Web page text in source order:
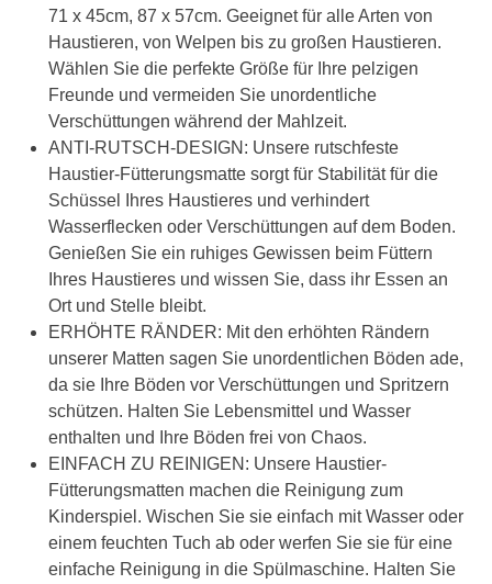
71 x 45cm, 87 x 57cm. Geeignet für alle Arten von
Haustieren, von Welpen bis zu großen Haustieren.
Wählen Sie die perfekte Größe für Ihre pelzigen
Freunde und vermeiden Sie unordentliche
Verschüttungen während der Mahlzeit.
ANTI-RUTSCH-DESIGN: Unsere rutschfeste
Haustier-Fütterungsmatte sorgt für Stabilität für die
Schüssel Ihres Haustieres und verhindert
Wasserflecken oder Verschüttungen auf dem Boden.
Genießen Sie ein ruhiges Gewissen beim Füttern
Ihres Haustieres und wissen Sie, dass ihr Essen an
Ort und Stelle bleibt.
ERHÖHTE RÄNDER: Mit den erhöhten Rändern
unserer Matten sagen Sie unordentlichen Böden ade,
da sie Ihre Böden vor Verschüttungen und Spritzern
schützen. Halten Sie Lebensmittel und Wasser
enthalten und Ihre Böden frei von Chaos.
EINFACH ZU REINIGEN: Unsere Haustier-
Fütterungsmatten machen die Reinigung zum
Kinderspiel. Wischen Sie sie einfach mit Wasser oder
einem feuchten Tuch ab oder werfen Sie sie für eine
einfache Reinigung in die Spülmaschine. Halten Sie